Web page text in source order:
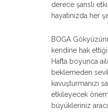
derece şanslı
hayatınızda her
BOĞA
kendine hak
Hafta boyunca
beklemeden
kavuşturmanızı
etkileyecek
büyükleriniz